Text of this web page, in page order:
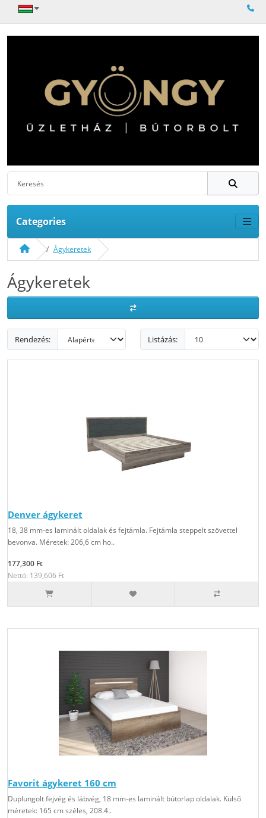
Categories
Ágykeretek
Ágykeretek
Rendezés: Listázás:
Denver ágykeret
18, 38 mm-es laminált oldalak és fejtámla. Fejtámla steppelt szövettel
bevonva. Méretek: 206,6 cm ho..
177,300 Ft
Nettó: 139,606 Ft
Favorit ágykeret 160 cm
Duplungolt fejvég és lábvég, 18 mm-es laminált bútorlap oldalak. Külső
méretek: 165 cm széles, 208.4..